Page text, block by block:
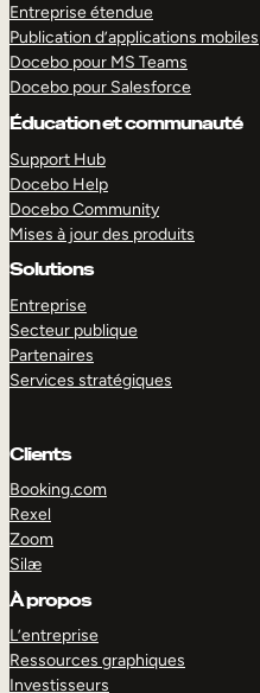
Entreprise étendue
Publication d’applications mobiles
Docebo pour MS Teams
Docebo pour Salesforce
Éducation et communauté
Support Hub
Docebo Help
Docebo Community
Mises à jour des produits
Solutions
Entreprise
Secteur publique
Partenaires
Services stratégiques
Clients
Booking.com
Rexel
Zoom
Silæ
À propos
L’entreprise
Ressources graphiques
Investisseurs